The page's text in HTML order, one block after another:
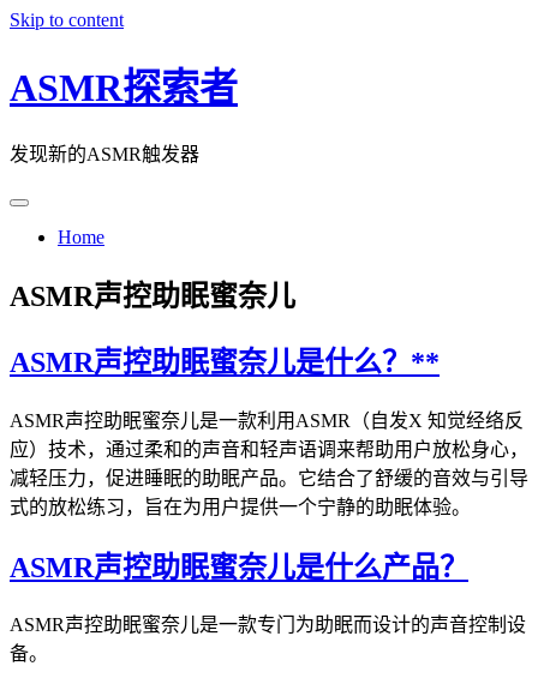
Skip to content
ASMR探索者
发现新的ASMR触发器
Home
ASMR声控助眠蜜奈儿
ASMR声控助眠蜜奈儿是什么？**
ASMR声控助眠蜜奈儿是一款利用ASMR（自发X 知觉经络反
应）技术，通过柔和的声音和轻声语调来帮助用户放松身心，
减轻压力，促进睡眠的助眠产品。它结合了舒缓的音效与引导
式的放松练习，旨在为用户提供一个宁静的助眠体验。
ASMR声控助眠蜜奈儿是什么产品？
ASMR声控助眠蜜奈儿是一款专门为助眠而设计的声音控制设
备。